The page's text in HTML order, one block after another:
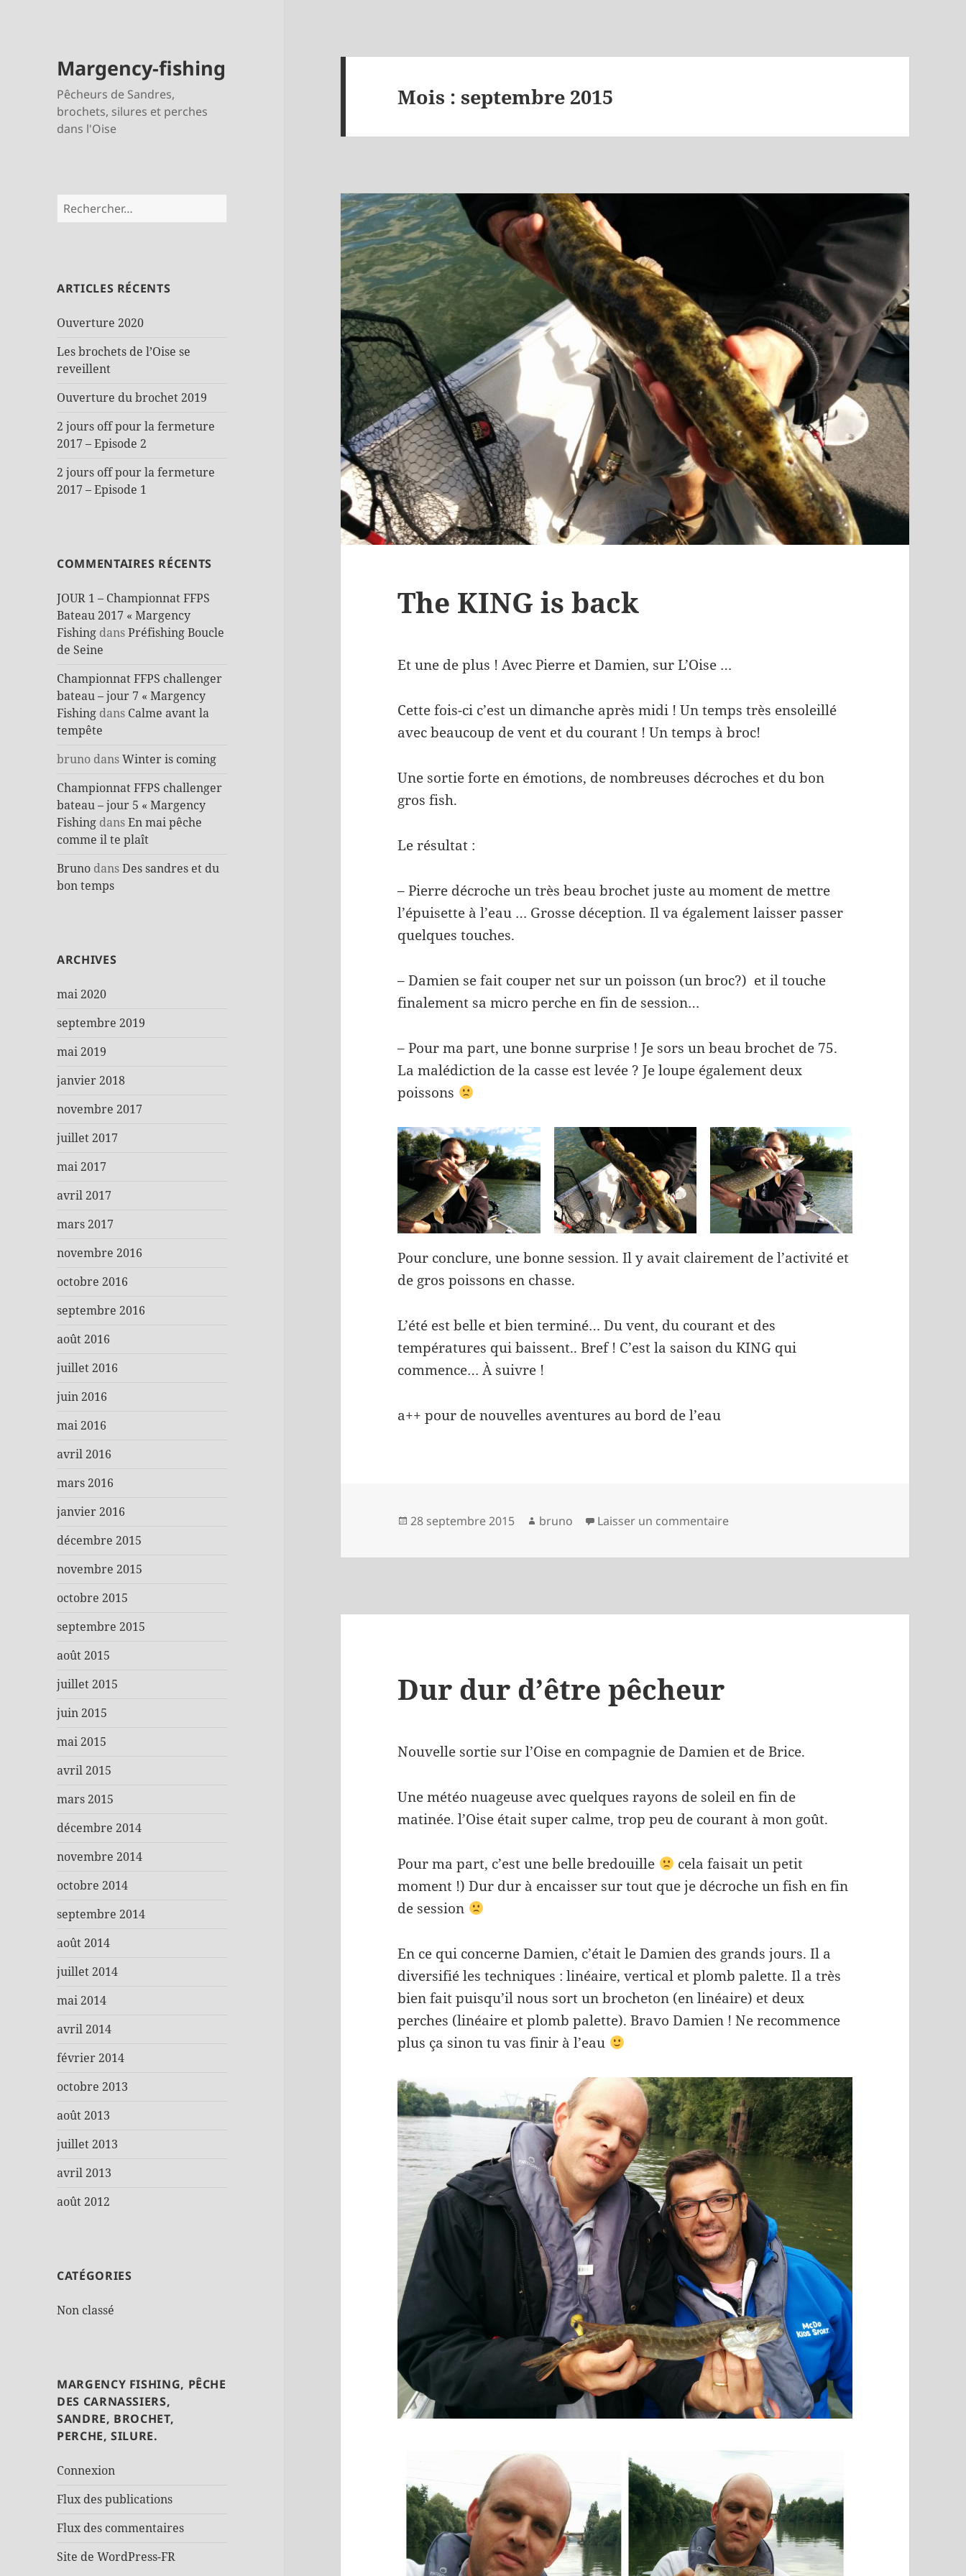
Margency-fishing
Pêcheurs de Sandres,
brochets, silures et perches
dans l'Oise
Rechercher :
ARTICLES RÉCENTS
Ouverture 2020
Les brochets de l’Oise se
reveillent
Ouverture du brochet 2019
2 jours off pour la fermeture
2017 – Episode 2
2 jours off pour la fermeture
2017 – Episode 1
COMMENTAIRES RÉCENTS
JOUR 1 – Championnat FFPS
Bateau 2017 « Margency
Fishing dansPréfishing Boucle
de Seine
Championnat FFPS challenger
bateau – jour 7 « Margency
Fishing dans Calme avant la
tempête
bruno dansWinter is coming
Championnat FFPS challenger
bateau – jour 5 « Margency
Fishing dansEn mai pêche
comme il te plaît
Bruno dansDes sandres et du
bon temps
ARCHIVES
mai 2020
septembre 2019
mai 2019
janvier 2018
novembre 2017
juillet 2017
mai 2017
avril 2017
mars 2017
novembre 2016
octobre 2016
septembre 2016
août 2016
juillet 2016
juin 2016
mai 2016
avril 2016
mars 2016
janvier 2016
décembre 2015
novembre 2015
octobre 2015
septembre 2015
août 2015
juillet 2015
juin 2015
mai 2015
avril 2015
mars 2015
décembre 2014
novembre 2014
octobre 2014
septembre 2014
août 2014
juillet 2014
mai 2014
avril 2014
février 2014
octobre 2013
août 2013
juillet 2013
avril 2013
août 2012
CATÉGORIES
Non classé
MARGENCY FISHING, PÊCHE
DES CARNASSIERS,
SANDRE, BROCHET,
PERCHE, SILURE.
Connexion
Flux des publications
Flux des commentaires
Site de WordPress-FR
Mois :septembre 2015
The KING is back
Et une de plus ! Avec Pierre et Damien, sur L’Oise …
Cette fois-ci c’est un dimanche après midi ! Un temps très ensoleillé
avec beaucoup de vent et du courant ! Un temps à broc!
Une sortie forte en émotions, de nombreuses décroches et du bon
gros fish.
Le résultat :
– Pierre décroche un très beau brochet juste au moment de mettre
l’épuisette à l’eau … Grosse déception. Il va également laisser passer
quelques touches.
– Damien se fait couper net sur un poisson (un broc?) et il touche
finalement sa micro perche en fin de session…
– Pour ma part, une bonne surprise ! Je sors un beau brochet de 75.
La malédiction de la casse est levée ? Je loupe également deux
poissons
Pour conclure, une bonne session. Il y avait clairement de l’activité et
de gros poissons en chasse.
L’été est belle et bien terminé… Du vent, du courant et des
températures qui baissent.. Bref ! C’est la saison du KING qui
commence… À suivre !
a++ pour de nouvelles aventures au bord de l’eau
Publié
28 septembre 2015 Auteur
bruno Laisser un commentairesur The KING is back
Dur dur d’être pêcheur
Nouvelle sortie sur l’Oise en compagnie de Damien et de Brice.
Une météo nuageuse avec quelques rayons de soleil en fin de
matinée. l’Oise était super calme, trop peu de courant à mon goût.
Pour ma part, c’est une belle bredouille
cela faisait un petit
moment !) Dur dur à encaisser sur tout que je décroche un fish en fin
de session
En ce qui concerne Damien, c’était le Damien des grands jours. Il a
diversifié les techniques : linéaire, vertical et plomb palette. Il a très
bien fait puisqu’il nous sort un brocheton (en linéaire) et deux
perches (linéaire et plomb palette). Bravo Damien ! Ne recommence
plus ça sinon tu vas finir à l’eau